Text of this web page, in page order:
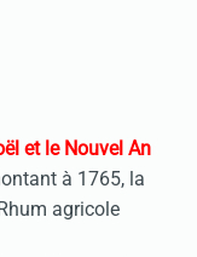
et le Nouvel An
à 1765, la
agricole